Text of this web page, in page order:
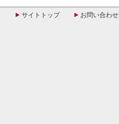
サイトトップ お問い合わせ